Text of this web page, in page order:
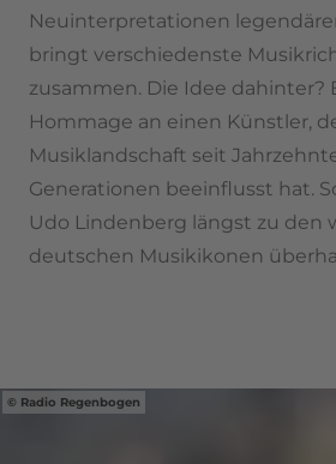
Neuinterpretationen
bringt verschiedenste
zusammen. Die Idee dahinter?
Hommage an einen Künstler,
Musiklandschaft seit
Generationen beeinflusst hat.
Udo Lindenberg längst zu den
deutschen Musikikonen
Radio Regenbogen